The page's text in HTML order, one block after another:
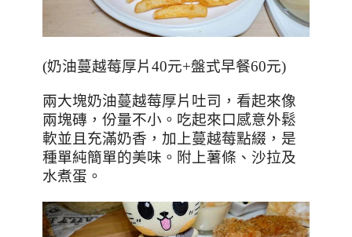
(奶油蔓越莓厚片40元+盤式早餐60元)
兩大塊奶油蔓越莓厚片吐司，看起來像
兩塊磚，份量不小。吃起來口感意外鬆
軟並且充滿奶香，加上蔓越莓點綴，是
種單純簡單的美味。附上薯條、沙拉及
水煮蛋。